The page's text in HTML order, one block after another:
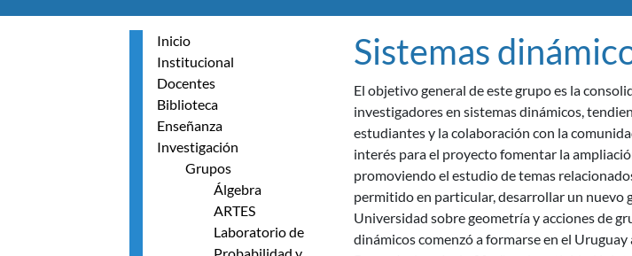
Inicio
Institucional
Docentes
Biblioteca
Enseñanza
Investigación
Grupos
Álgebra
ARTES
Laboratorio de
Sistemas
El objetivo general de este grupo es la
investigadores en sistemas dinámicos,
estudiantes y la colaboración con la
interés para el proyecto fomentar la
promoviendo el estudio de temas
permitido en particular, desarrollar un nuevo
Universidad sobre geometría y acciones de
dinámicos comenzó a formarse en el Uruguay